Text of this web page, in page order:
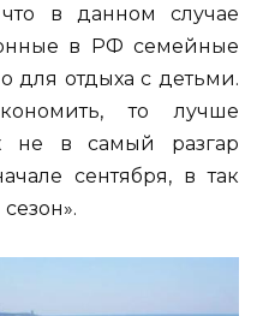
в данном случае
в РФ семейные
для отдыха с детьми.
то лучше
не в самый разгар
сентября, в так